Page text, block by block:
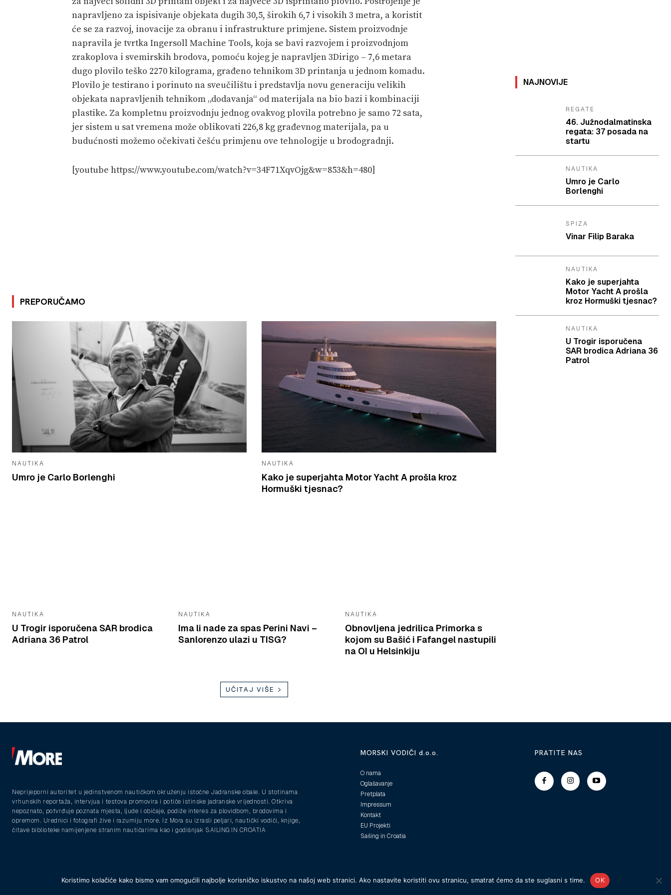
napravljeno za ispisivanje objekata dugih 30,5, širokih 6,7 i visokih 3 metra, a koristit
će se za razvoj, inovacije za obranu i infrastrukture primjene. Sistem proizvodnje
napravila je tvrtka Ingersoll Machine Tools, koja se bavi razvojem i proizvodnjom
zrakoplova i svemirskih brodova, pomoću kojeg je napravljen 3Dirigo – 7,6 metara
dugo plovilo teško 2270 kilograma, građeno tehnikom 3D printanja u jednom komadu.
Plovilo je testirano i porinuto na sveučilištu i predstavlja novu generaciju velikih
objekata napravljenih tehnikom „dodavanja“ od materijala na bio bazi i kombinaciji
plastike. Za kompletnu proizvodnju jednog ovakvog plovila potrebno je samo 72 sata,
jer sistem u sat vremena može oblikovati 226,8 kg građevnog materijala, pa u
budućnosti možemo očekivati češću primjenu ove tehnologije u brodogradnji.
[youtube https://www.youtube.com/watch?v=34F71XqvOjg&w=853&h=480]
PREPORUČAMO
NAUTIKA
Umro je Carlo Borlenghi
NAUTIKA
Kako je superjahta Motor Yacht A prošla kroz
Hormuški tjesnac?
NAUTIKA
U Trogir isporučena SAR brodica
Adriana 36 Patrol
NAUTIKA
Ima li nade za spas Perini Navi –
Sanlorenzo ulazi u TISG?
NAUTIKA
Obnovljena jedrilica Primorka s
kojom su Bašić i Fafangel nastupili
na OI u Helsinkiju
UČITAJ VIŠE
NAJNOVIJE
REGATE
46. Južnodalmatinska
regata: 37 posada na
startu
NAUTIKA
Umro je Carlo
Borlenghi
SPIZA
Vinar Filip Baraka
NAUTIKA
Kako je superjahta
Motor Yacht A prošla
kroz Hormuški tjesnac?
NAUTIKA
U Trogir isporučena
SAR brodica Adriana 36
Patrol
Neprijeporni autoritet u jedinstvenom nautičkom okruženju istočne Jadranske obale. U stotinama
vrhunskih reportaža, intervjua i testova promovira i potiče istinske jadranske vrijednosti. Otkriva
nepoznato, potvrđuje poznata mjesta, ljude i običaje, podiže interes za plovidbom, brodovima i
opremom. Urednici i fotografi žive i razumiju more. Iz Mora su izrasli peljari, nautički vodiči, knjige,
čitave biblioteke namijenjene stranim nautičarima kao i godišnjak SAILING IN CROATIA
MORSKI VODIČI d.o.o.
O nama
Oglašavanje
Pretplata
Impressum
Kontakt
EU Projekti
Sailing in Croatia
PRATITE NAS
© 2025 Morski vodičiKoristimo kolačiće kako bismo vam omogućili najbolje korisničko iskustvo na našoj web stranici. Ako nastavite koristiti ovu stranicu, smatrat ćemo da ste suglasni s time. OK